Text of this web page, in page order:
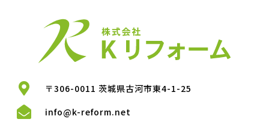
〒306-0011 茨城県古河市東4-1-25
info@k-reform.net